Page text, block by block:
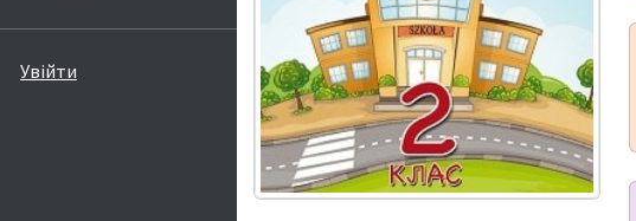
Увійти